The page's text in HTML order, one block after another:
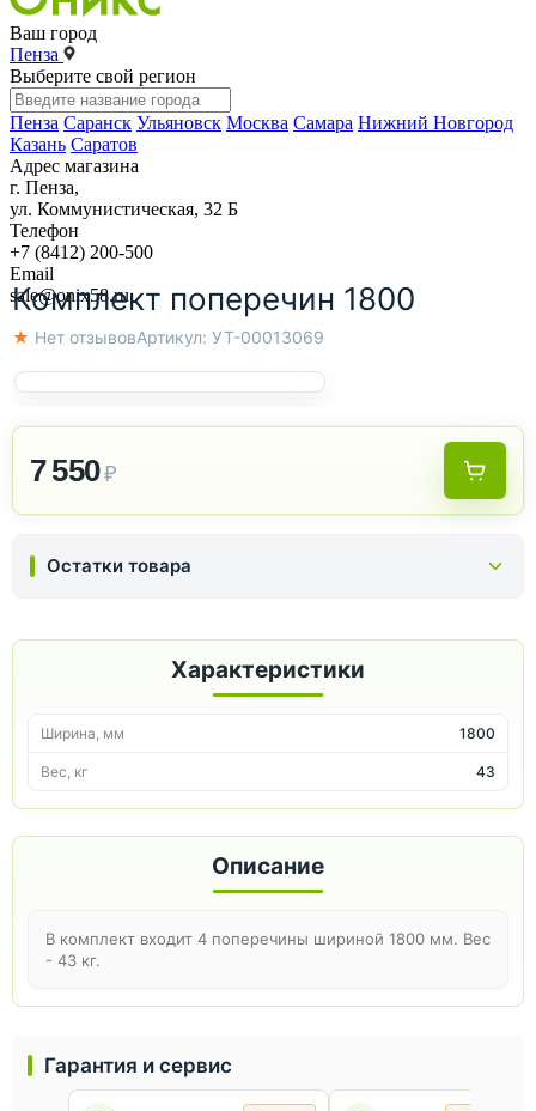
Ваш город
Пенза
Выберите свой регион
Пенза Саранск Ульяновск Москва Самара Нижний Новгород
Казань Саратов
Адрес магазина
г. Пенза,
ул. Коммунистическая, 32 Б
Телефон
+7 (8412) 200-500
Email
sale@onix58.ru
Комплект поперечин 1800
★ Нет отзывовАртикул: УТ-00013069
7 550₽
Остатки товара
Гарантия и сервис
Описание
В комплект входит 4 поперечины шириной 1800 мм. Вес
- 43 кг.
Характеристики
Ширина, мм 1800
Вес, кг 43